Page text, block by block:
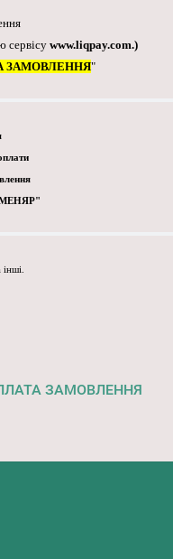
сервісу www.liqpay.com.)
ЗАМОВЛЕННЯ"
ЗАМОВЛЕННЯ